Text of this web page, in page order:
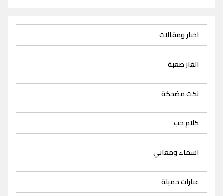
اخبار ومقالات
الغاز صعبة
نكت مضحكة
كلام حب
اسماء ومعاني
عبارات جميلة